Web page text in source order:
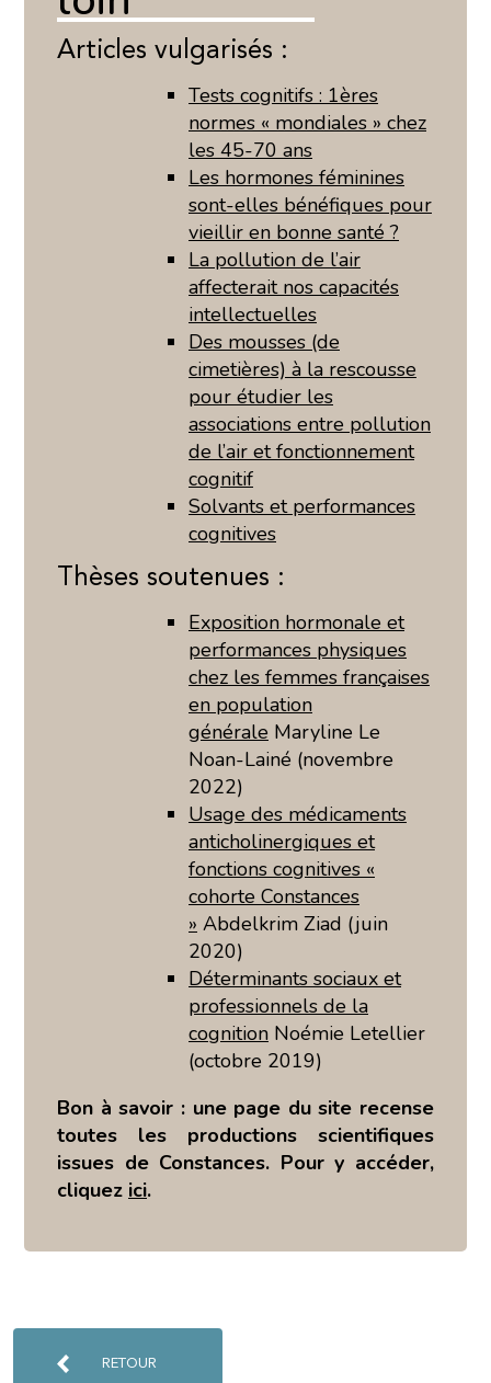
concerne aussi !
Nous avons développé ce site Internet dans le cadre
Si vous aussi vous souhaitez diminuer drastiquement
les besoins énergétiques nécessaires à votre
navigation, vous pouvez
le parcourir dans son Mode
Eco. Celui-ci sollicitera très peu nos serveurs et vous
deviendrez ainsi un acteur majeur de l’écoconception.
Merci pour votre contribution !
ACTIVER LE MODE ECO ANNULER
Articles vulgarisés :
Tests cognitifs : 1ères
normes « mondiales » chez
les 45-70 ans
Les hormones féminines
sont-elles bénéfiques pour
vieillir en bonne santé ?
La pollution de l’air
affecterait nos capacités
intellectuelles
Des mousses (de
cimetières) à la rescousse
pour étudier les
associations entre pollution
de l’air et fonctionnement
cognitif
Solvants et performances
cognitives
Thèses soutenues :
Exposition hormonale et
performances physiques
chez les femmes françaises
en population
générale Maryline Le
Noan-Lainé (novembre
2022)
Usage des médicaments
anticholinergiques et
fonctions cognitives «
cohorte Constances
» Abdelkrim Ziad (juin
2020)
Déterminants sociaux et
professionnels de la
cognition Noémie Letellier
(octobre 2019)
Bon à savoir : une page du site recense
toutes les productions scientifiques
issues de Constances. Pour y accéder,
cliquez ici.
RETOUR